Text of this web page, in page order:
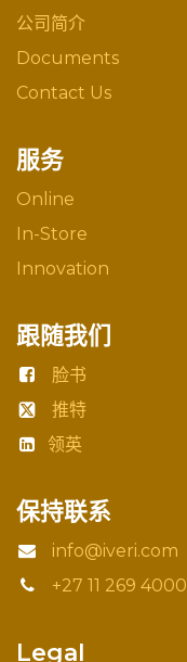
公司简介
Documents
Contact Us
服务
Online
In-Store
Innovation
跟随我们
脸书
推特
领英
保持联系
info@iveri.com
+27 11 269 4000
Legal